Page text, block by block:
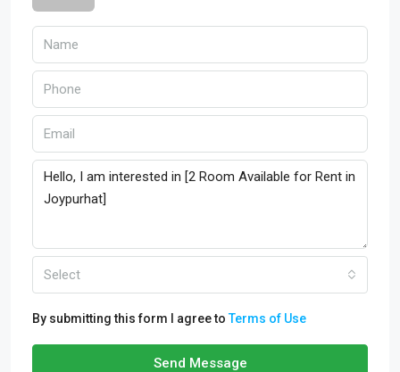
Select
By submitting this form I agree toTerms of Use
Send Message